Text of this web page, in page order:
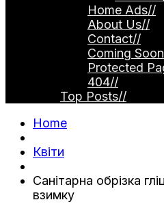
Home Ads//
About Us//
Contact//
Coming Soon
Protected
404//
Top Posts//
Home
Квіти
Санітарна обрізка
взимку